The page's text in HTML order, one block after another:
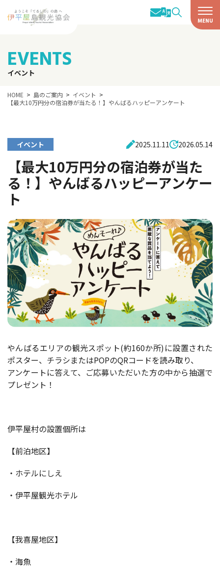
EVENTS
イベント
HOME 島のご案内
イベント
【最大10万円分の宿泊券が当たる！】やんばるハッピーアンケート
イベント 2025.11.11 2026.05.14
【最大10万円分の宿泊券が当た
る！】やんばるハッピーアンケー
ト
やんばるエリアの観光スポット(約160か所)に設置された
ポスター、チラシまたはPOPのQRコードを読み取り、
アンケートに答えて、ご応募いただいた方の中から抽選で
プレゼント！
伊平屋村の設置個所は
【前泊地区】
・ホテルにしえ
・伊平屋観光ホテル
【我喜屋地区】
・海魚